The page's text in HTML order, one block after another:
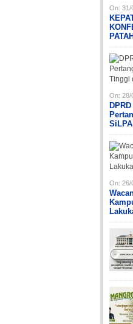
On: 31/
PATAH
On: 28/
On: 26/